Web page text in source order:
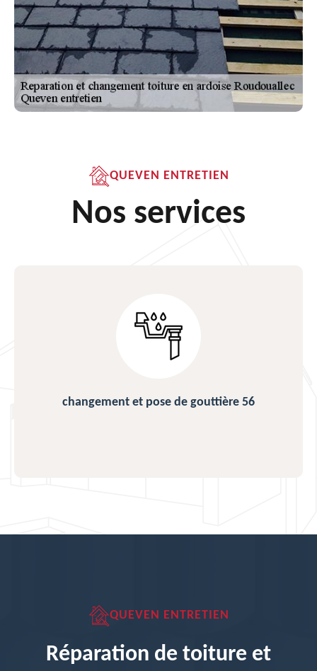
QUEVEN ENTRETIEN
Nos services
changement et pose de gouttière 56
QUEVEN ENTRETIEN
Réparation de toiture et